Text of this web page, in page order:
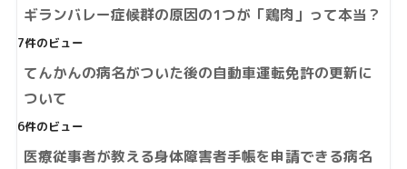
ギランバレー症候群の原因の1つが「鶏肉」って本当？
7件のビュー
てんかんの病名がついた後の自動車運転免許の更新に
ついて
6件のビュー
医療従事者が教える身体障害者手帳を申請できる病名